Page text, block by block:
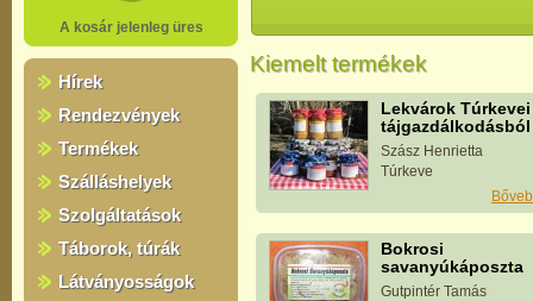
A kosár jelenleg üres
Hírek
Rendezvények
Termékek
Szálláshelyek
Szolgáltatások
Táborok, túrák
Látványosságok
Kiemelt termékek
Lekvárok Túrkevei
tájgazdálkodásból
Szász Henrietta
Túrkeve
Bokrosi
savanyúkáposzta
Gutpintér Tamás